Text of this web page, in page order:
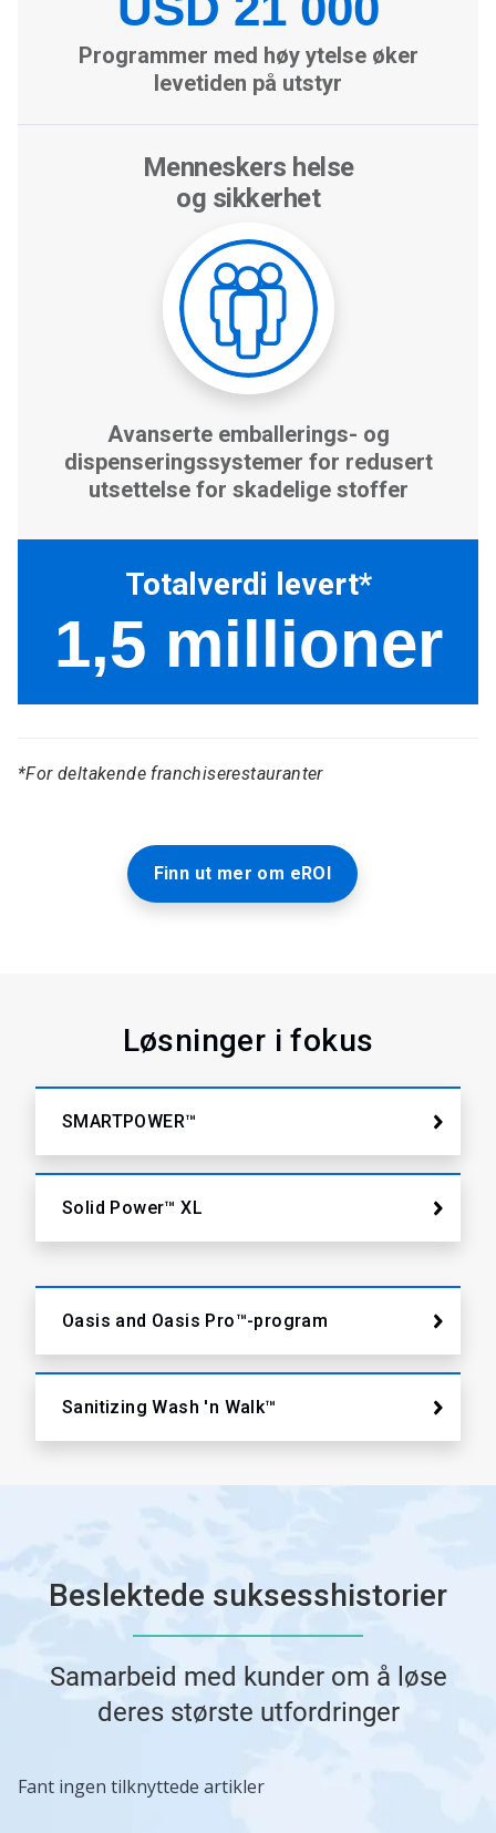
*For deltakende franchiserestauranter
Finn ut mer om eROI
Løsninger i fokus
SMARTPOWER™
Solid Power™ XL
Oasis and Oasis Pro™-program
Sanitizing Wash 'n Walk™
Beslektede suksesshistorier
Samarbeid med kunder om å løse
deres største utfordringer
Dette
Fant ingen tilknyttede artikler